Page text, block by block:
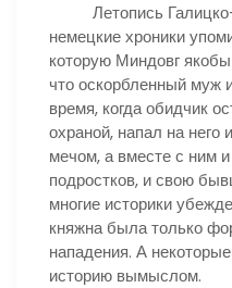
Летопись Галицко-
немецкие хроники
которую Миндовг
что оскорбленный муж
время, когда обидчик
охраной, напал на
мечом, а вместе с ним
подростков, и свою
многие историки
княжна была только
нападения. А
историю вымыслом.